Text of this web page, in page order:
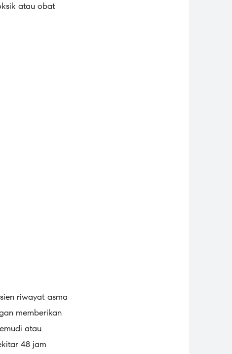
atau obat
riwayat asma
memberikan
atau
48 jam